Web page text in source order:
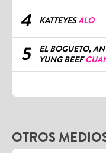
4 KATTEYESALO
5
EL BOGUETO,
YUNG BEEF